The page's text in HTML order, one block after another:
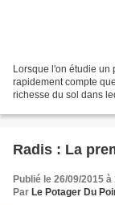
Lorsque l'on étudie un
rapidement compte
richesse du sol dans
Publié le 26/09/2015 à
Par Le Potager Du